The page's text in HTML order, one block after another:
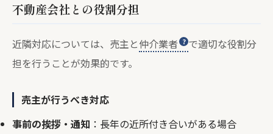
不動産会社との役割分担
近隣対応については、売主と仲介業者
で適切な役割分
担を行うことが効果的です。
売主が行うべき対応
事前の挨拶・通知 ：長年の近所付き合いがある場合